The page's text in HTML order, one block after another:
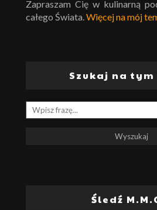
Zapraszam Cię w kulinarną
całego Świata. Więcej na mój
Szukaj na
Śledź